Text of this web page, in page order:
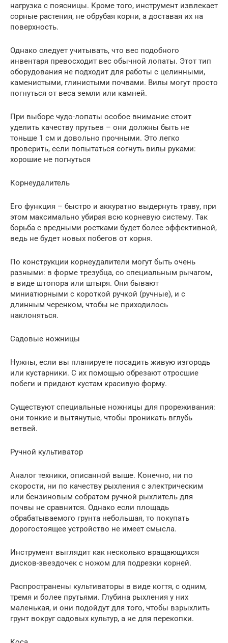
нагрузка с поясницы. Кроме того, инструмент извлекает
сорные растения, не обрубая корни, а доставая их на
поверхность.
Однако следует учитывать, что вес подобного
инвентаря превосходит вес обычной лопаты. Этот тип
оборудования не подходит для работы с целинными,
каменистыми, глинистыми почвами. Вилы могут просто
погнуться от веса земли или камней.
При выборе чудо-лопаты особое внимание стоит
уделить качеству прутьев – они должны быть не
тоньше 1 см и довольно прочными. Это легко
проверить, если попытаться согнуть вилы руками:
хорошие не погнуться
Корнеудалитель
Его функция – быстро и аккуратно выдернуть траву, при
этом максимально убирая всю корневую систему. Так
борьба с вредными ростками будет более эффективной,
ведь не будет новых побегов от корня.
По конструкции корнеудалители могут быть очень
разными: в форме трезубца, со специальным рычагом,
в виде штопора или штыря. Они бывают
миниатюрными с короткой ручкой (ручные), и с
длинным черенком, чтобы не приходилось
наклоняться.
Садовые ножницы
Нужны, если вы планируете посадить живую изгородь
или кустарники. С их помощью обрезают отросшие
побеги и придают кустам красивую форму.
Существуют специальные ножницы для прореживания:
они тонкие и вытянутые, чтобы проникать вглубь
ветвей.
Ручной культиватор
Аналог техники, описанной выше. Конечно, ни по
скорости, ни по качеству рыхления с электрическим
или бензиновым собратом ручной рыхлитель для
почвы не сравнится. Однако если площадь
обрабатываемого грунта небольшая, то покупать
дорогостоящее устройство не имеет смысла.
Инструмент выглядит как несколько вращающихся
дисков-звездочек с ножом для подрезки корней.
Распространены культиваторы в виде когтя, с одним,
тремя и более прутьями. Глубина рыхления у них
маленькая, и они подойдут для того, чтобы взрыхлить
грунт вокруг садовых культур, а не для перекопки.